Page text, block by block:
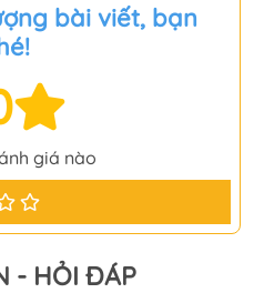
bài viết, bạn
giá nào
- HỎI ĐÁP